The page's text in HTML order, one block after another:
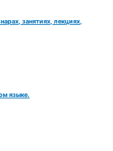
занятиях, лекциях,
языке.